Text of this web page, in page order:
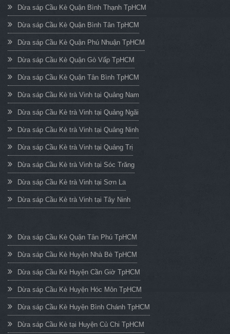
Dừa sáp Cầu Kè Quận Bình Thạnh TpHCM
Dừa sáp Cầu Kè Quận Bình Tân TpHCM
Dừa sáp Cầu Kè Quận Phú Nhuận TpHCM
Dừa sáp Cầu Kè Quận Gò Vấp TpHCM
Dừa sáp Cầu Kè Quận Tân Bình TpHCM
Dừa sáp Cầu Kè trà Vinh tại Quảng Nam
Dừa sáp Cầu Kè trà Vinh tại Quảng Ngãi
Dừa sáp Cầu Kè trà Vinh tại Quảng Ninh
Dừa sáp Cầu Kè trà Vinh tại Quảng Trị
Dừa sáp Cầu Kè trà Vinh tại Sóc Trăng
Dừa sáp Cầu Kè trà Vinh tại Sơn La
Dừa sáp Cầu Kè trà Vinh tại Tây Ninh
Dừa sáp Cầu Kè Quận Tân Phú TpHCM
Dừa sáp Cầu Kè Huyện Nhà Bè TpHCM
Dừa sáp Cầu Kè Huyện Cần Giờ TpHCM
Dừa sáp Cầu Kè Huyện Hóc Môn TpHCM
Dừa sáp Cầu Kè Huyện Bình Chánh TpHCM
Dừa sáp Cầu Kè tại Huyện Củ Chi TpHCM